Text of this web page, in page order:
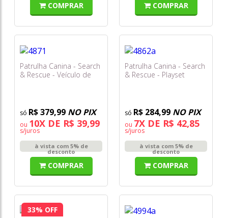
COMPRAR COMPRAR
Patrulha Canina - Search
& Rescue - Veículo de
R$ 379,99 NO PIX
ou 10X DE R$ 39,99
s/juros
à vista com 5% de
desconto
COMPRAR
Patrulha Canina - Search
& Rescue - Playset
R$ 284,99 NO PIX
ou 7X DE R$ 42,85
s/juros
à vista com 5% de
desconto
COMPRAR
33% OFF